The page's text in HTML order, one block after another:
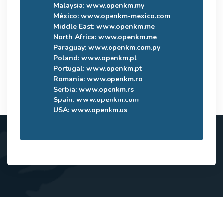
Malaysia: www.openkm.my
México: www.openkm-mexico.com
Middle East: www.openkm.me
North Africa: www.openkm.me
Paraguay: www.openkm.com.py
Poland: www.openkm.pl
Portugal: www.openkm.pt
Romania: www.openkm.ro
Serbia: www.openkm.rs
Spain: www.openkm.com
USA: www.openkm.us